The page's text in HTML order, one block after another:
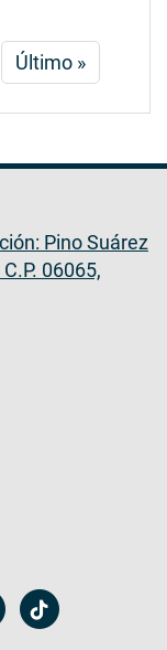
Última
página
Último »
Pino Suárez
06065,